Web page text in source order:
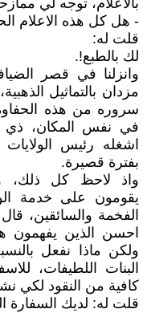
بالاعلام، توجه لي
- هل كل هذه الاعلام
قلت له:
لك بالطبع!.
وانزلنا في قصر
مزدان بالتماثيل
سروره من هذه
في نفس المكان، ذي
اشغله رئيس
بفترة قصيرة.
واذ لاحظ كل ذلك،
يقومون على خدمة
الفخمة والسائقين،
احسن الذين يفهمون
ولكن ماذا نفعل
البنات اللطيفات،
كافية من النقود لكي
قلت له: لديك السفارة